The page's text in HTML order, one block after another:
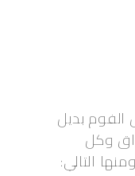
بديل
وكل
التالي: